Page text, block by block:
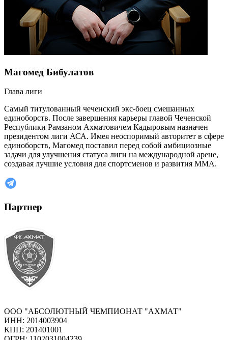
Магомед Бибулатов
Глава лиги
Самый титулованный чеченский экс-боец смешанных
единоборств. После завершения карьеры главой Чеченской
Республики Рамзаном Ахматовичем Кадыровым назначен
президентом лиги АСА. Имея неоспоримый авторитет в сфере
единоборств, Магомед поставил перед собой амбициозные
задачи для улучшения статуса лиги на международной арене,
создавая лучшие условия для спортсменов и развития ММА.
Партнер
ООО "АБСОЛЮТНЫЙ ЧЕМПИОНАТ "АХМАТ"
ИНН: 2014003904
КПП: 201401001